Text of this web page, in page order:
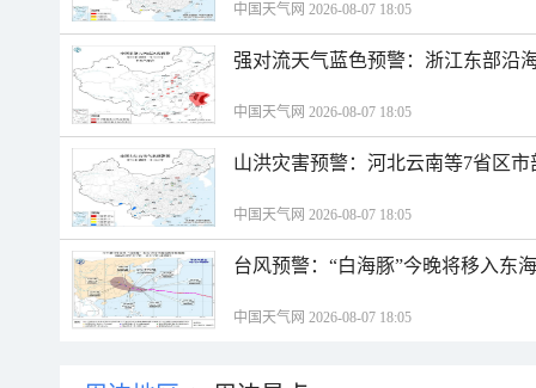
中国天气网 2026-08-07 18:05
强对流天气蓝色预警：浙江东部沿
中国天气网 2026-08-07 18:05
山洪灾害预警：河北云南等7省区
中国天气网 2026-08-07 18:05
台风预警：“白海豚”今晚将移入东
中国天气网 2026-08-07 18:05